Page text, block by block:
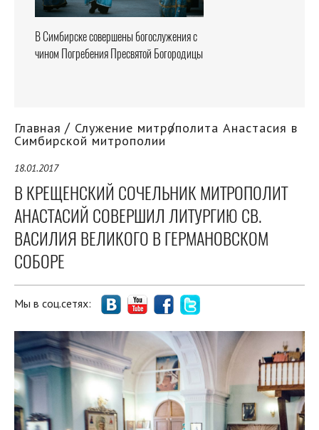
В Симбирске совершены богослужения с
чином Погребения Пресвятой Богородицы
Главная Служение митрополита Анастасия в
Симбирской митрополии
18.01.2017
В КРЕЩЕНСКИЙ СОЧЕЛЬНИК МИТРОПОЛИТ
АНАСТАСИЙ СОВЕРШИЛ ЛИТУРГИЮ СВ.
ВАСИЛИЯ ВЕЛИКОГО В ГЕРМАНОВСКОМ
СОБОРЕ
Мы в соц.сетях: